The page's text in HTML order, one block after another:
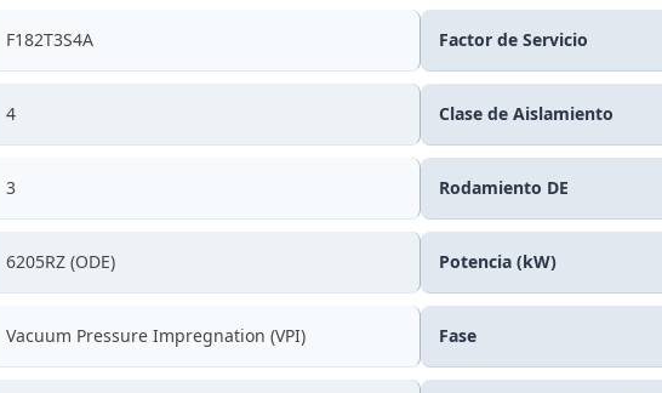
F182T3S4A Factor de Servicio
4 Clase de Aislamiento
3 Rodamiento DE
6205RZ (ODE) Potencia (kW)
Vacuum Pressure Impregnation (VPI) Fase